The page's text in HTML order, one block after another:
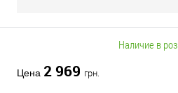
Наличие в
Цена 2 969 грн.